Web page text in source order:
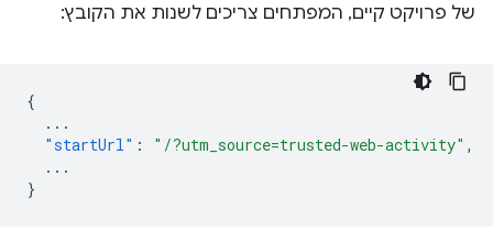
של פרויקט קיים, המפתחים צריכים לשנות את הקובץ:
{
...
"startUrl" : "/?utm_source=trusted-web-activity" ,
...
}